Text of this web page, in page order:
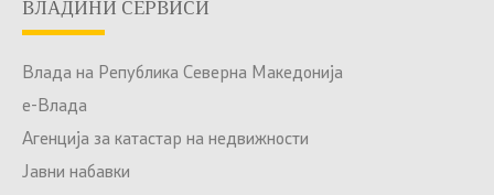
ВЛАДИНИ СЕРВИСИ
Влада на Република Северна Македонија
е-Влада
Агенција за катастар на недвижности
Јавни набавки